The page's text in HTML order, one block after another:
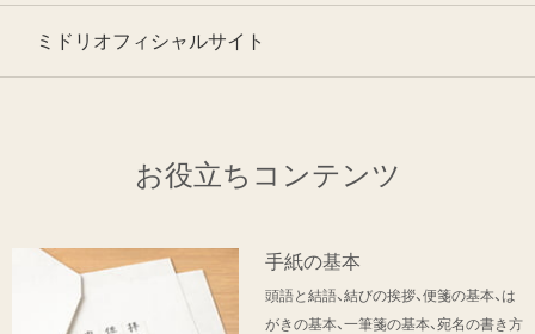
ミドリオフィシャルサイト
お役立ちコンテンツ
手紙の基本
頭語と結語、結びの挨拶、便箋の基本、は
がきの基本、一筆箋の基本、宛名の書き方